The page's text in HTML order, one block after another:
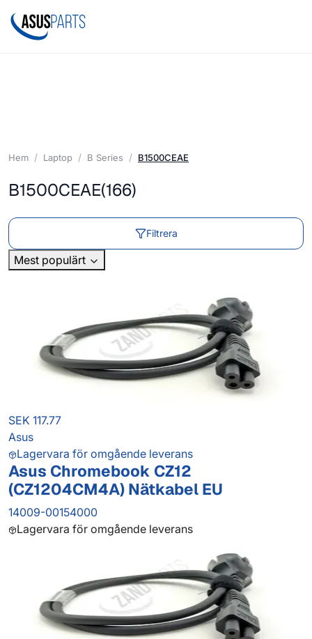
Hem Laptop B Series B1500CEAE
B1500CEAE(166)
Filtrera
Mest populärt
SEK 117.77
Asus
Lagervara för omgående leverans
Asus Chromebook CZ12
(CZ1204CM4A) Nätkabel EU
14009-00154000
Lagervara för omgående leverans